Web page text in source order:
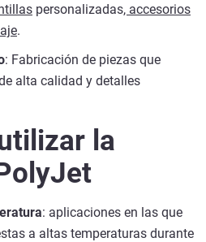
personalizadas, accesorios
.
: Fabricación de piezas que
alta calidad y detalles
la
: aplicaciones en las que
a altas temperaturas durante